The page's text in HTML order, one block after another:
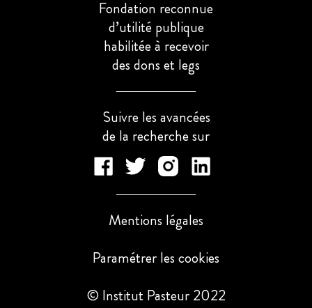
Fondation reconnue
d’utilité publique
habilitée à recevoir
des dons et legs
Suivre les avancées
de la recherche sur
Mentions légales
Paramétrer les cookies
© Institut Pasteur 2022